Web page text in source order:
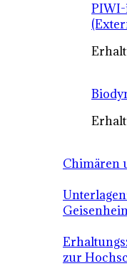
Chimären
zur